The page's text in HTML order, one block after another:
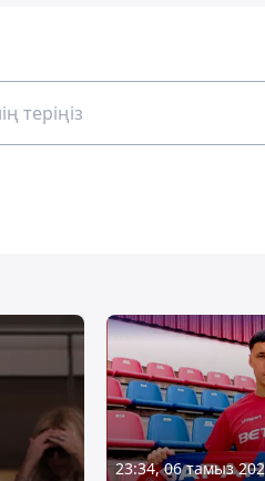
23:34, 06 тамыз